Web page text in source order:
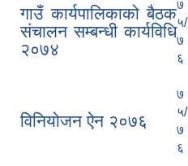
गाउँ कार्यपालिकाको बैठक
संचालन सम्बन्धी कार्यविधि
२०७४
७
५/
७
६
विनियोजन ‌ऐन २०७६
७
५/
७
६